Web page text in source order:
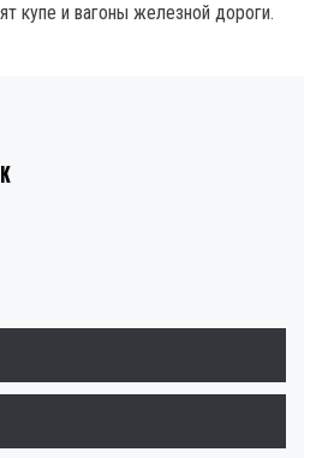
купе и вагоны железной дороги.